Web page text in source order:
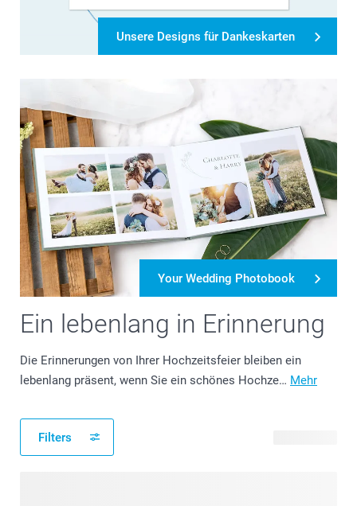
Ein lebenlang in Erinnerung
Die Erinnerungen von Ihrer Hochzeitsfeier bleiben ein
lebenlang präsent, wenn Sie ein schönes Hochze… Mehr
Unsere Designs für Dankeskarten
Your Wedding Photobook
Filters